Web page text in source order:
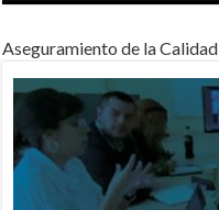
Aseguramiento de la Calidad